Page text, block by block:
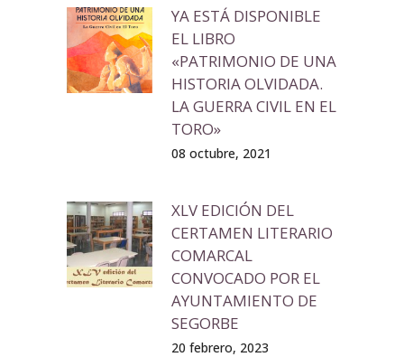
YA ESTÁ DISPONIBLE
EL LIBRO
«PATRIMONIO DE UNA
HISTORIA OLVIDADA.
LA GUERRA CIVIL EN EL
TORO»
08 octubre, 2021
XLV EDICIÓN DEL
CERTAMEN LITERARIO
COMARCAL
CONVOCADO POR EL
AYUNTAMIENTO DE
SEGORBE
20 febrero, 2023